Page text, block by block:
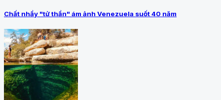
Chất nhầy "tử thần" ám ảnh Venezuela suốt 40 năm